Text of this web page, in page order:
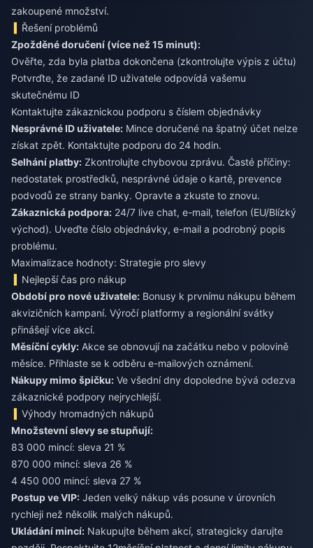
zakoupené množství.
Řešení problémů
Zpožděné doručení (více než 15 minut):
Ověřte, zda byla platba dokončena (zkontrolujte výpis z účtu)
Potvrďte, že zadané ID uživatele odpovídá vašemu
skutečnému ID
Kontaktujte zákaznickou podporu s číslem objednávky
Nesprávné ID uživatele: Mince doručené na špatný účet nelze
získat zpět. Kontaktujte podporu do 24 hodin.
Selhání platby: Zkontrolujte chybovou zprávu. Časté příčiny:
nedostatek prostředků, nesprávné údaje o kartě, prevence
podvodů ze strany banky. Opravte a zkuste to znovu.
Zákaznická podpora: 24/7 live chat, e-mail, telefon (EU/Blízký
východ). Uveďte číslo objednávky, e-mail a podrobný popis
problému.
Maximalizace hodnoty: Strategie pro slevy
Nejlepší čas pro nákup
Období pro nové uživatele: Bonusy k prvnímu nákupu během
akvizičních kampaní. Výročí platformy a regionální svátky
přinášejí více akcí.
Měsíční cykly: Akce se obnovují na začátku nebo v polovině
měsíce. Přihlaste se k odběru e-mailových oznámení.
Nákupy mimo špičku: Ve všední dny dopoledne bývá odezva
zákaznické podpory nejrychlejší.
Výhody hromadných nákupů
Množstevní slevy se stupňují:
83 000 mincí: sleva 21 %
870 000 mincí: sleva 26 %
4 450 000 mincí: sleva 27 %
Postup ve VIP: Jeden velký nákup vás posune v úrovních
rychleji než několik malých nákupů.
Ukládání mincí: Nakupujte během akcí, strategicky darujte